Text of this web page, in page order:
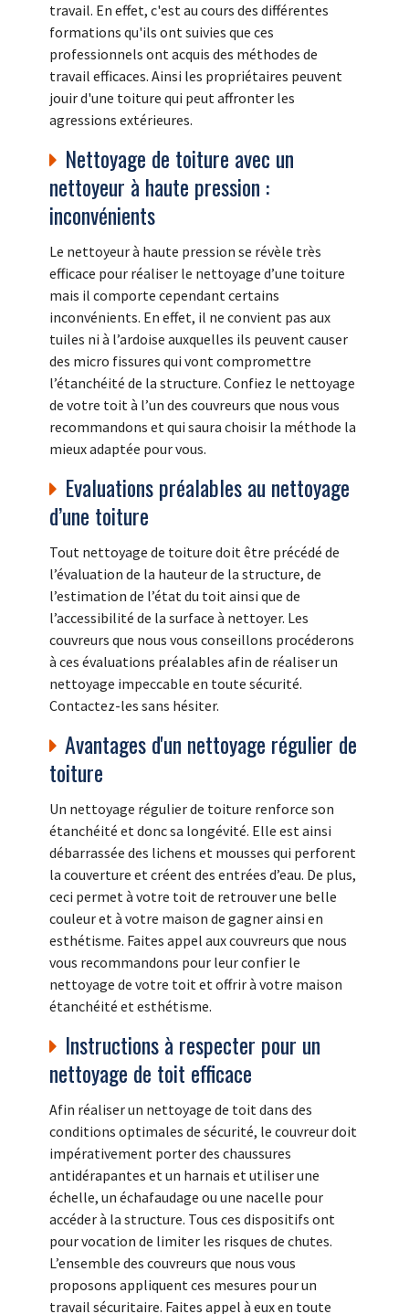
travail. En effet, c'est au cours des différentes
formations qu'ils ont suivies que ces
professionnels ont acquis des méthodes de
travail efficaces. Ainsi les propriétaires peuvent
jouir d'une toiture qui peut affronter les
agressions extérieures.
Nettoyage de toiture avec un
nettoyeur à haute pression :
inconvénients
Le nettoyeur à haute pression se révèle très
efficace pour réaliser le nettoyage d’une toiture
mais il comporte cependant certains
inconvénients. En effet, il ne convient pas aux
tuiles ni à l’ardoise auxquelles ils peuvent causer
des micro fissures qui vont compromettre
l’étanchéité de la structure. Confiez le nettoyage
de votre toit à l’un des couvreurs que nous vous
recommandons et qui saura choisir la méthode la
mieux adaptée pour vous.
Evaluations préalables au nettoyage
d’une toiture
Tout nettoyage de toiture doit être précédé de
l’évaluation de la hauteur de la structure, de
l’estimation de l’état du toit ainsi que de
l’accessibilité de la surface à nettoyer. Les
couvreurs que nous vous conseillons procéderons
à ces évaluations préalables afin de réaliser un
nettoyage impeccable en toute sécurité.
Contactez-les sans hésiter.
Avantages d'un nettoyage régulier de
toiture
Un nettoyage régulier de toiture renforce son
étanchéité et donc sa longévité. Elle est ainsi
débarrassée des lichens et mousses qui perforent
la couverture et créent des entrées d’eau. De plus,
ceci permet à votre toit de retrouver une belle
couleur et à votre maison de gagner ainsi en
esthétisme. Faites appel aux couvreurs que nous
vous recommandons pour leur confier le
nettoyage de votre toit et offrir à votre maison
étanchéité et esthétisme.
Instructions à respecter pour un
nettoyage de toit efficace
Afin réaliser un nettoyage de toit dans des
conditions optimales de sécurité, le couvreur doit
impérativement porter des chaussures
antidérapantes et un harnais et utiliser une
échelle, un échafaudage ou une nacelle pour
accéder à la structure. Tous ces dispositifs ont
pour vocation de limiter les risques de chutes.
L’ensemble des couvreurs que nous vous
proposons appliquent ces mesures pour un
travail sécuritaire. Faites appel à eux en toute